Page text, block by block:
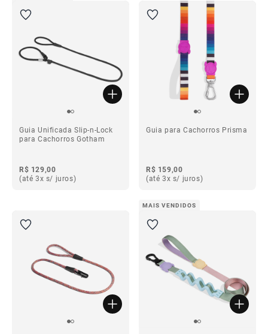
Guia Unificada Slip-n-Lock
para Cachorros Gotham
R$ 129,00
(até 3x s/ juros)
Guia para Cachorros Prisma
R$ 159,00
(até 3x s/ juros)
MAIS VENDIDOS